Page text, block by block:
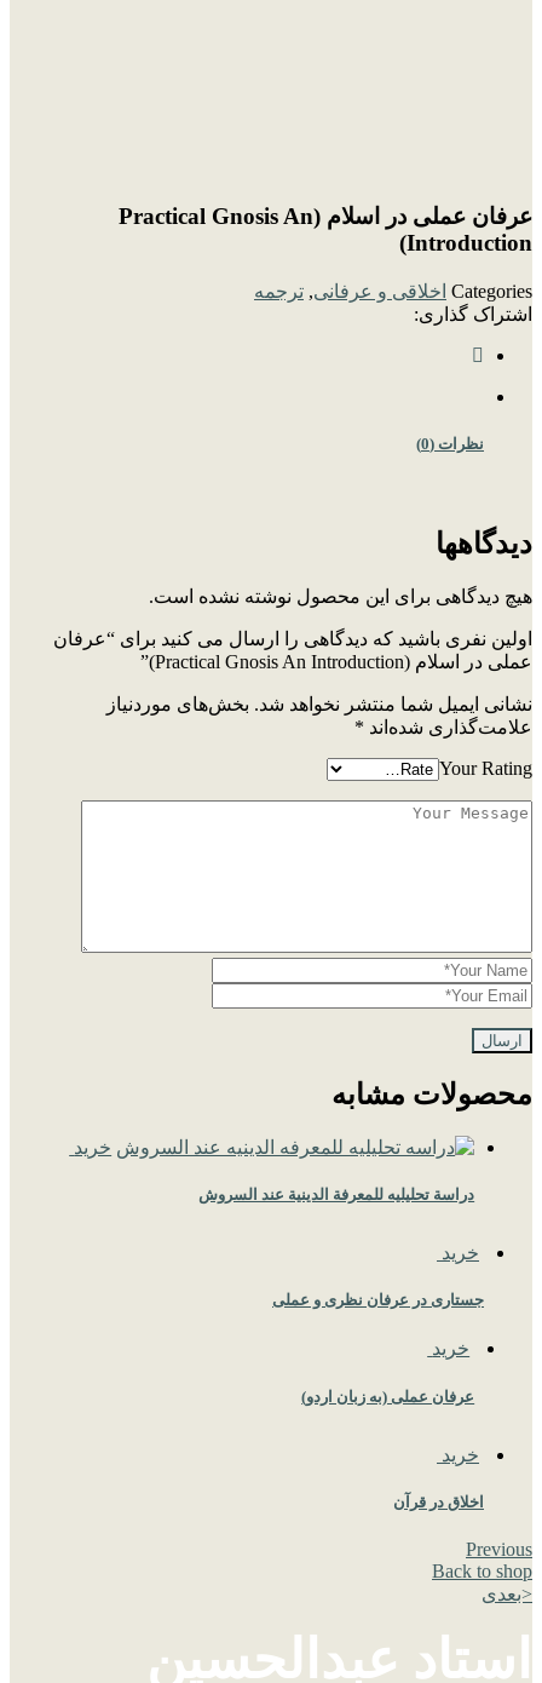
عرفان عملی در اسلام (Practical Gnosis An
Introduction)
Categories اخلاقی و عرفانی, ترجمه
اشتراک گذاری:
نظرات (0)
دیدگاهها
هیچ دیدگاهی برای این محصول نوشته نشده است.
اولین نفری باشید که دیدگاهی را ارسال می کنید برای “عرفان
عملی در اسلام (Practical Gnosis An Introduction)”
نشانی ایمیل شما منتشر نخواهد شد. بخش‌های موردنیاز
علامت‌گذاری شده‌اند *
Your Rating
محصولات مشابه
خرید
دراسة تحلیلیه للمعرفة الدینیة عند السروش
خرید
جستاری در عرفان نظری و عملی
خرید
عرفان عملی (به زبان اردو)
خرید
اخلاق در قرآن
Previous
Back to shop
<بعدی
استاد عبدالحسین